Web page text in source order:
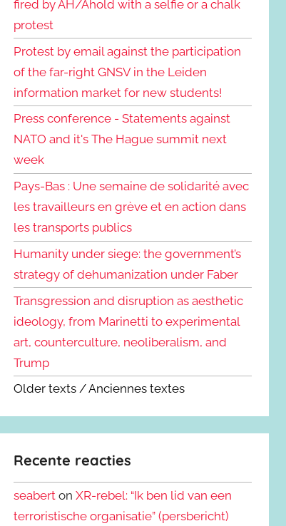
fired by AH/Ahold with a selfie or a chalk
protest
Protest by email against the participation
of the far-right GNSV in the Leiden
information market for new students!
Press conference - Statements against
NATO and it's The Hague summit next
week
Pays-Bas : Une semaine de solidarité avec
les travailleurs en grève et en action dans
les transports publics
Humanity under siege: the government’s
strategy of dehumanization under Faber
Transgression and disruption as aesthetic
ideology, from Marinetti to experimental
art, counterculture, neoliberalism, and
Trump
Older texts / Anciennes textes
Recente reacties
seabert onXR-rebel: “Ik ben lid van een
terroristische organisatie” (persbericht)